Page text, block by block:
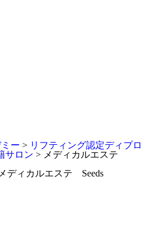
ー > リフティング認定ディプロ
サロン > メディカルエステ
メディカルエステ Seeds